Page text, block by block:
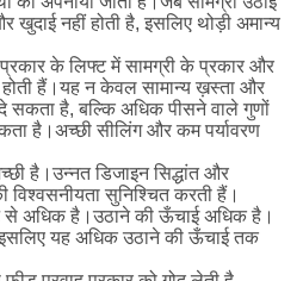
खुदाई नहीं होती है, इसलिए थोड़ी अमान्य
के लिफ्ट में सामग्री के प्रकार और
हैं।यह न केवल सामान्य ख़स्ता और
दे सकता है, बल्कि अधिक पीसने वाले गुणों
है।अच्छी सीलिंग और कम पर्यावरण
है।उन्नत डिजाइन सिद्धांत और
विश्वसनीयता सुनिश्चित करती हैं।
अधिक है।उठाने की ऊँचाई अधिक है।
यह अधिक उठाने की ऊँचाई तक